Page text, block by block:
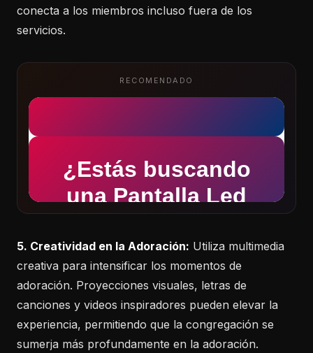
conecta a los miembros incluso fuera de los
servicios.
RECOMENDADO
5. Creatividad en la Adoración: Utiliza multimedia
creativa para intensificar los momentos de
adoración. Proyecciones visuales, letras de
canciones y videos inspiradores pueden elevar la
experiencia, permitiendo que la congregación se
sumerja más profundamente en la adoración.